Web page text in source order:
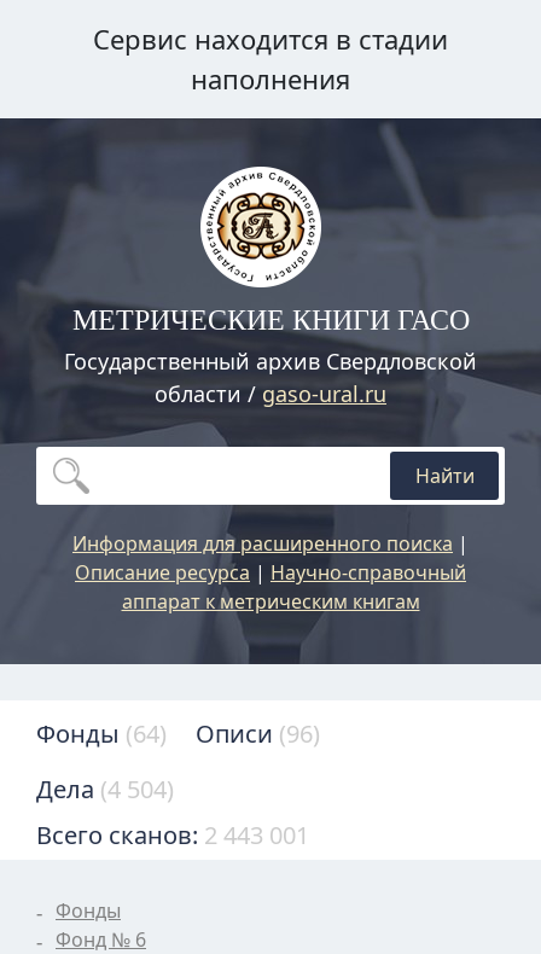
Сервис находится в стадии
наполнения
МЕТРИЧЕСКИЕ КНИГИ ГАСО
Государственный архив Свердловской
области / gaso-ural.ru
Найти
Информация для расширенного поиска |
Описание ресурса | Научно-справочный
аппарат к метрическим книгам
Фонды (64) Описи (96)
Дела (4 504)
Всего сканов: 2 443 001
Фонды
Фонд № 6